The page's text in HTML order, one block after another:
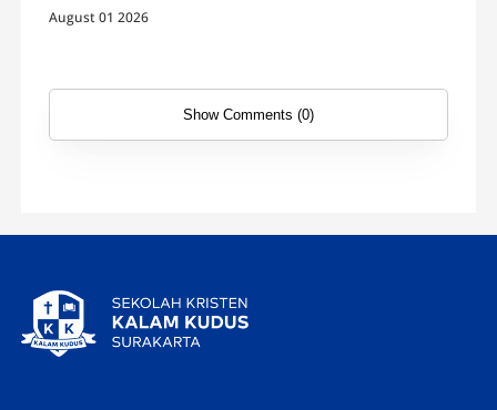
August 01 2026
Show Comments (0)